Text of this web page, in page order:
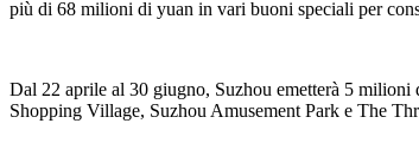
più di 68 milioni di yuan in vari buoni speciali per
Dal 22 aprile al 30 giugno, Suzhou emetterà 5
Shopping Village, Suzhou Amusement Park e The